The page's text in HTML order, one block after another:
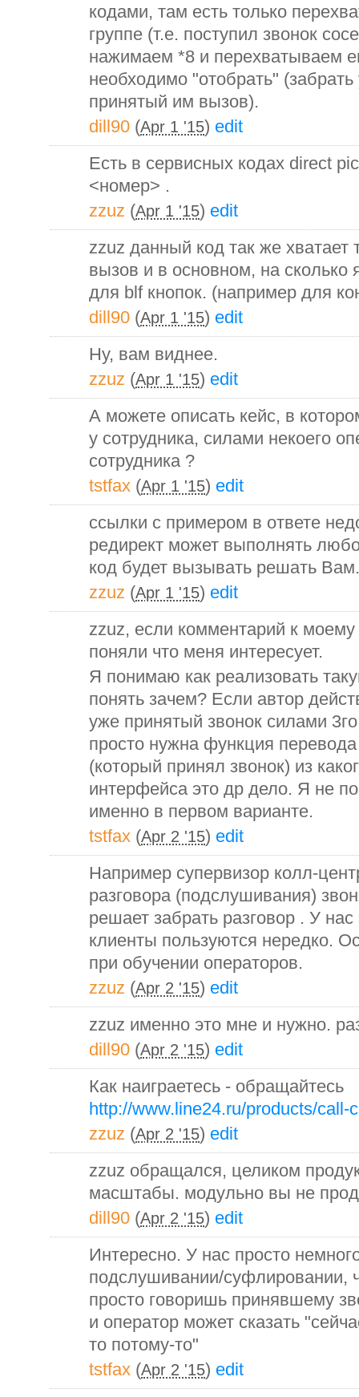
кодами, там есть только
группе (т.е. поступил звонок
нажимаем *8 и перехватываем
необходимо "отобрать"
принятый им вызов).
dill90 (Apr 1 '15) edit
Есть в сервисных кодах direct
<номер> .
zzuz (Apr 1 '15) edit
zzuz данный код так же хватает
вызов и в основном, на сколько
для blf кнопок. (например для
dill90 (Apr 1 '15) edit
Ну, вам виднее.
zzuz (Apr 1 '15) edit
А можете описать кейс, в
у сотрудника, силами некоего
сотрудника ?
tstfax (Apr 1 '15) edit
ссылки с примером в ответе
редирект может выполнять
код будет вызывать решать Вам.
zzuz (Apr 1 '15) edit
zzuz, если комментарий к
поняли что меня интересует.
Я понимаю как реализовать
понять зачем? Если автор
уже принятый звонок силами
просто нужна функция
(который принял звонок) из
интерфейса это др дело. Я не
именно в первом варианте.
tstfax (Apr 2 '15) edit
Например супервизор колл-
разговора (подслушивания)
решает забрать разговор . У
клиенты пользуются нередко.
при обучении операторов.
zzuz (Apr 2 '15) edit
zzuz именно это мне и нужно.
dill90 (Apr 2 '15) edit
Как наиграетесь - обращайтесь
http://www.line24.ru/products/call-
zzuz (Apr 2 '15) edit
zzuz обращался, целиком
масштабы. модульно вы не
dill90 (Apr 2 '15) edit
Интересно. У нас просто
подслушивании/суфлировании,
просто говоришь принявшему
и оператор может сказать
то потому-то"
tstfax (Apr 2 '15) edit